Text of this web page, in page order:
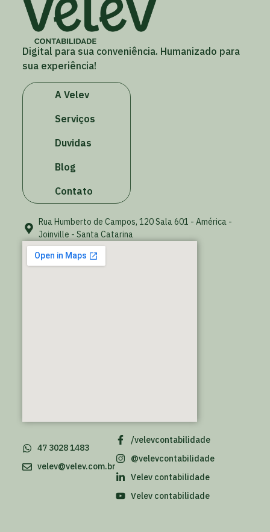
Digital para sua conveniência. Humanizado para
sua experiência!
A Velev
Serviços
Duvidas
Blog
Contato
Rua Humberto de Campos, 120 Sala 601 - América -
Joinville - Santa Catarina
/velevcontabilidade
@velevcontabilidade
Velev contabilidade
Velev contabilidade
47 3028 1483
velev@velev.com.br